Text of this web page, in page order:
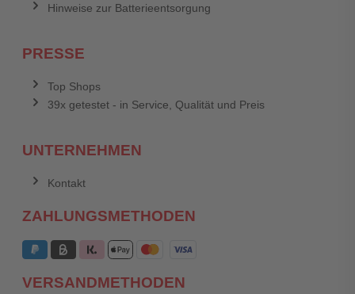
Hinweise zur Batterieentsorgung
PRESSE
Top Shops
39x getestet - in Service, Qualität und Preis
UNTERNEHMEN
Kontakt
ZAHLUNGSMETHODEN
VERSANDMETHODEN